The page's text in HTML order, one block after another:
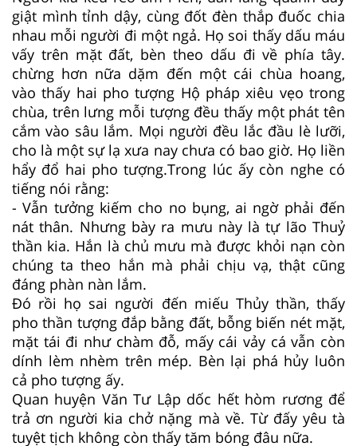
giật mình tỉnh dậy, cùng đốt đèn thắp đuốc chia
nhau mỗi người đi một ngả. Họ soi thấy dấu máu
vấy trên mặt đất, bèn theo dấu đi về phía tây.
chừng hơn nữa dặm đến một cái chùa hoang,
vào thấy hai pho tượng Hộ pháp xiêu vẹo trong
chùa, trên lưng mỗi tượng đều thấy một phát tên
cắm vào sâu lắm. Mọi người đều lắc đầu lè lưỡi,
cho là một sự lạ xưa nay chưa có bao giờ. Họ liền
hẩy đổ hai pho tượng.Trong lúc ấy còn nghe có
tiếng nói rằng:
- Vẫn tưởng kiếm cho no bụng, ai ngờ phải đến
nát thân. Nhưng bày ra mưu này là tự lão Thuỷ
thần kia. Hắn là chủ mưu mà được khỏi nạn còn
chúng ta theo hắn mà phải chịu vạ, thật cũng
đáng phàn nàn lắm.
Đó rồi họ sai người đến miếu Thủy thần, thấy
pho thần tượng đắp bằng đất, bỗng biến nét mặt,
mặt tái đi như chàm đỗ, mấy cái vảy cá vẫn còn
dính lèm nhèm trên mép. Bèn lại phá hủy luôn
cả pho tượng ấy.
Quan huyện Văn Tư Lập dốc hết hòm rương để
trả ơn người kia chở nặng mà về. Từ đấy yêu tà
tuyệt tịch không còn thấy tăm bóng đâu nữa.